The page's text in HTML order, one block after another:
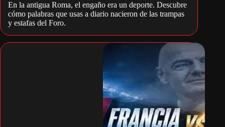
En la antigua Roma, el engaño era un deporte. Descubre
cómo palabras que usas a diario nacieron de las trampas
y estafas del Foro.